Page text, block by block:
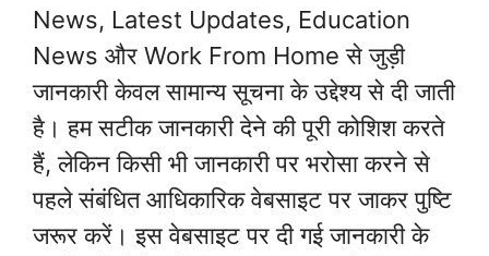
News, Latest Updates, Education
News और Work From Home से जुड़ी
जानकारी केवल सामान्य सूचना के उद्देश्य से दी जाती
है। हम सटीक जानकारी देने की पूरी कोशिश करते
हैं, लेकिन किसी भी जानकारी पर भरोसा करने से
पहले संबंधित आधिकारिक वेबसाइट पर जाकर पुष्टि
जरूर करें। इस वेबसाइट पर दी गई जानकारी के